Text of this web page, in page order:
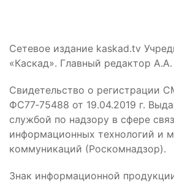
Сетевое издание kaskad.tv
«Каскад». Главный редактор
Свидетельство о регистрации
ФС77‑75488 от 19.04.2019 г.
службой по надзору в сфере
информационных технологий и
коммуникаций (Роскомнадзор).
Знак информационной